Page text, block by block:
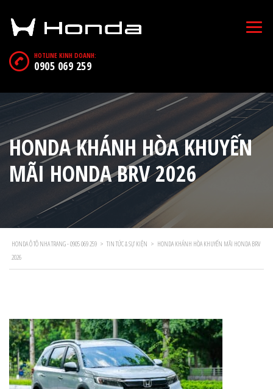
HOTLINE KINH DOANH:
0905 069 259
HONDA KHÁNH HÒA KHUYẾN
MÃI HONDA BRV 2026
HONDA Ô TÔ NHA TRANG - 0905 069 259 > TIN TỨC & SỰ KIỆN > HONDA KHÁNH HÒA KHUYẾN MÃI HONDA BRV
2026